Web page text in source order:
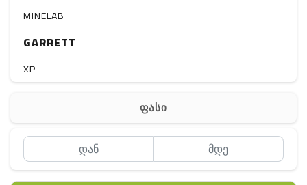
MINELAB
GARRETT
XP
QYT
ფასი